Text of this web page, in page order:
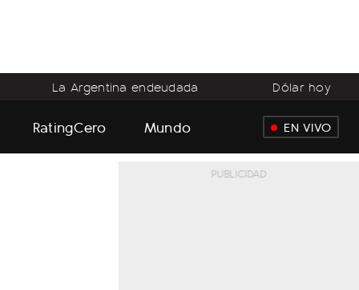
La Argentina endeudada Dólar hoy
RatingCero Mundo EN VIVO